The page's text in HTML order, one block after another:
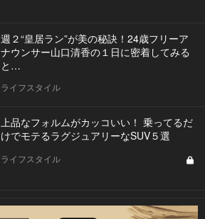
週２“皇居ラン”が美の秘訣！24歳フリーア
ナウンサー山口清香の１日に密着してみる
と…
ライフスタイル
上品なフォルムがカッコいい！ 乗ってるだ
けでモテるラグジュアリーなSUV５選
ライフスタイル